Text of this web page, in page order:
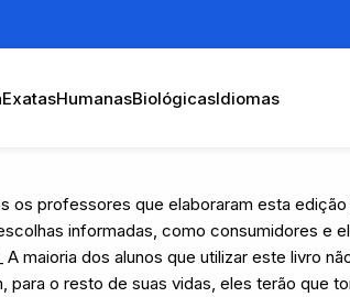
ExatasHumanasBiológicasIdiomas
os professores que elaboraram esta
informadas, como consumidores e
maioria dos alunos que utilizar este livro
para o resto de suas vidas, eles terão que